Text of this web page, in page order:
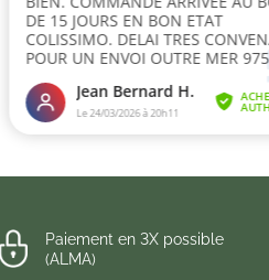
Paiement en 3X possible
(ALMA)